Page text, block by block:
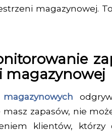
magazynowej.
magazynowej
masz zapasów, nie
klientów, którzy